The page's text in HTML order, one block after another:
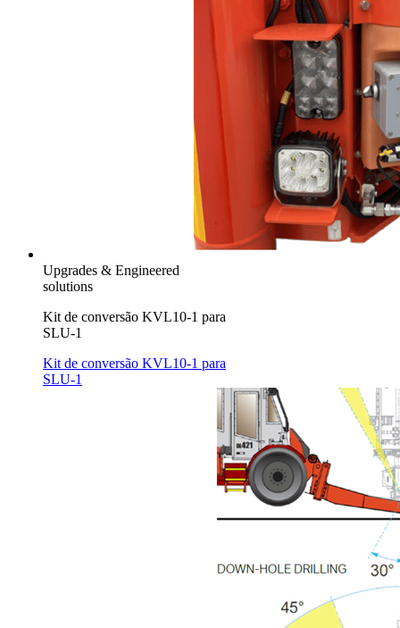
Upgrades & Engineered
solutions
Kit de conversão KVL10-1 para
SLU-1
Kit de conversão KVL10-1 para
SLU-1